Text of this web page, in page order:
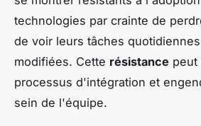
technologies par crainte de
de voir leurs tâches
modifiées. Cette résistance peut
processus d'intégration et
sein de l'équipe.